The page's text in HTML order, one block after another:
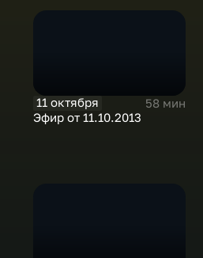
11 октября
58 мин
Эфир от 11.10.2013